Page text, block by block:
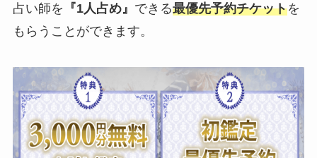
占い師を 『1人占め』 できる最優先予約チケットを
もらうことができます。